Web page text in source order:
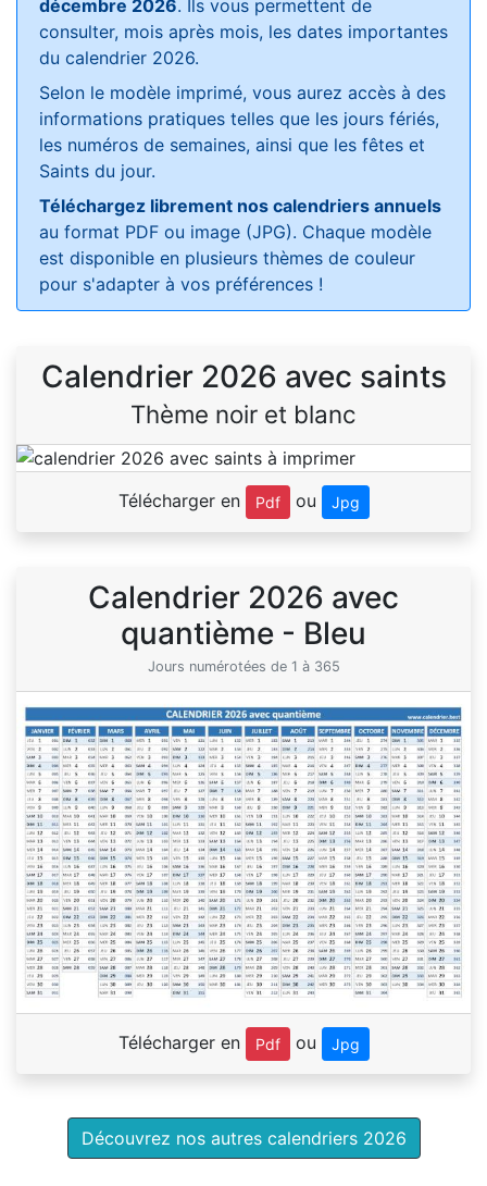
décembre 2026. Ils vous permettent de
consulter, mois après mois, les dates importantes
du calendrier 2026.
Selon le modèle imprimé, vous aurez accès à des
informations pratiques telles que les jours fériés,
les numéros de semaines, ainsi que les fêtes et
Saints du jour.
Téléchargez librement nos calendriers annuels
au format PDF ou image (JPG). Chaque modèle
est disponible en plusieurs thèmes de couleur
pour s'adapter à vos préférences !
Calendrier 2026 avec saints
Thème noir et blanc
Télécharger en Pdf ou Jpg
Calendrier 2026 avec
quantième - Bleu
Jours numérotées de 1 à 365
Télécharger en Pdf ou Jpg
Découvrez nos autres calendriers 2026